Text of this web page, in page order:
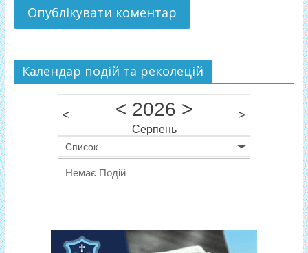
Календар подій та реколецій
< < 2026 >
Серпень
>
Список
Немає Подій